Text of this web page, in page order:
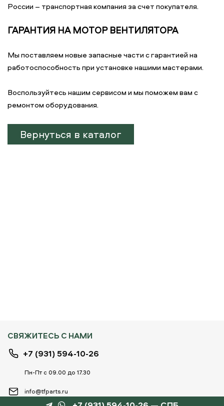
России – транспортная компания за счет покупателя.
ГАРАНТИЯ НА МОТОР ВЕНТИЛЯТОРА
Мы поставляем новые запасные части с гарантией на
работоспособность при установке нашими мастерами.
Воспользуйтесь нашим сервисом и мы поможем вам с
ремонтом оборудования.
Вернуться в каталог
СВЯЖИТЕСЬ С НАМИ
+7 (931) 594-10-26
Пн-Пт с 09.00 до 17.30
info@tfparts.ru